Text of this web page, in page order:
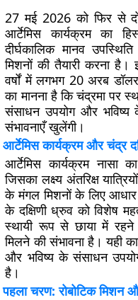
27 मई 2026 को फिर से
आर्टेमिस कार्यक्रम का
दीर्घकालिक मानव
मिशनों की तैयारी करना है।
वर्षों में लगभग 20 अरब
का मानना है कि चंद्रमा पर
संसाधन उपयोग और भविष्य
संभावनाएँ खुलेंगी।
आर्टेमिस कार्यक्रम और चंद्र
आर्टेमिस कार्यक्रम नासा
जिसका लक्ष्य अंतरिक्ष
के मंगल मिशनों के लिए
के दक्षिणी ध्रुव को विशेष
स्थायी रूप से छाया में
मिलने की संभावना है। यही
और भविष्य के संसाधन
है।
पहला चरण: रोबोटिक मिशन